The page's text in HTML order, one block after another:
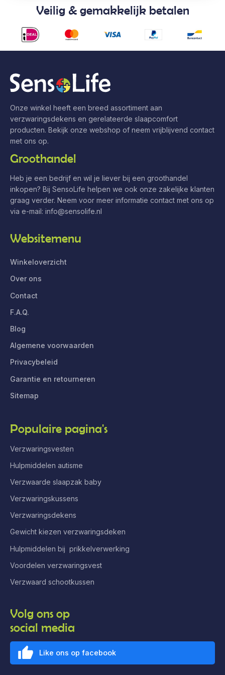
Veilig & gemakkelijk betalen
Onze winkel heeft een breed assortiment aan
verzwaringsdekens en gerelateerde slaapcomfort
producten. Bekijk onze webshop of neem vrijblijvend contact
met ons op.
Groothandel
Heb je een bedrijf en wil je liever bij een groothandel
inkopen? Bij SensoLife helpen we ook onze zakelijke klanten
graag verder. Neem voor meer informatie contact met ons op
via e-mail: info@sensolife.nl
Websitemenu
Winkeloverzicht
Over ons
Contact
F.A.Q.
Blog
Algemene voorwaarden
Privacybeleid
Garantie en retourneren
Sitemap
Populaire pagina's
Verzwaringsvesten
Hulpmiddelen autisme
Verzwaarde slaapzak baby
Verzwaringskussens
Verzwaringsdekens
Gewicht kiezen verzwaringsdeken
Hulpmiddelen bij prikkelverwerking
Voordelen verzwaringsvest
Verzwaard schootkussen
Volg ons op
social media
Like ons op facebook